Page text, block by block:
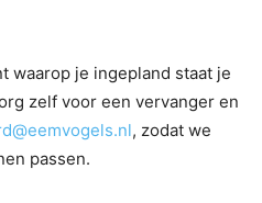
waarop je ingepland staat je
zelf voor een vervanger en
, zodat we
passen.